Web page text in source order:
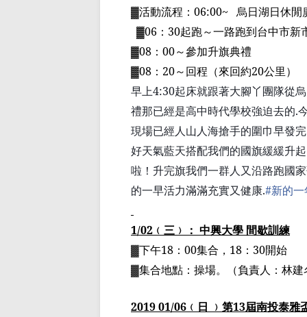
▓活動流程： 06:00~ 烏日湖日休閒
▓06 ： 30起跑～一路跑到台中市新
▓08 ： 00～參加升旗典禮
▓08 ： 20～回程（來回約20公里）
早上4:30起床就跟著大腳丫團隊從
禮那已經是高中時代學校強迫去的.
現場已經人山人海搶手的圍巾早發完
好天氣藍天搭配我們的國旗緩緩升起
啦！升完旗我們一群人又沿路跑國
的一早活力滿滿充實又健康.#新的
1/02 ﹙三﹚： 中興大學 間歇訓練
▓下午18 ： 00集合， 18 ： 30開始
▓集合地點：操場。（負責人：林建
2019 01/06 ﹙日 ﹚ 第13屆南投泰雅